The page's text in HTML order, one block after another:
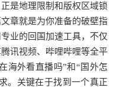
是地理限制和版权区域锁
章就是为你准备的破壁指
业的回国加速工具，不仅
讯视频、哔哩哔哩等全平
海外看直播吗”和“国外怎
。关键在于找到一个真正